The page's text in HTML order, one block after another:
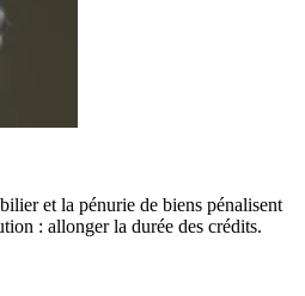
et la pénurie de biens pénalisent
: allonger la durée des crédits.